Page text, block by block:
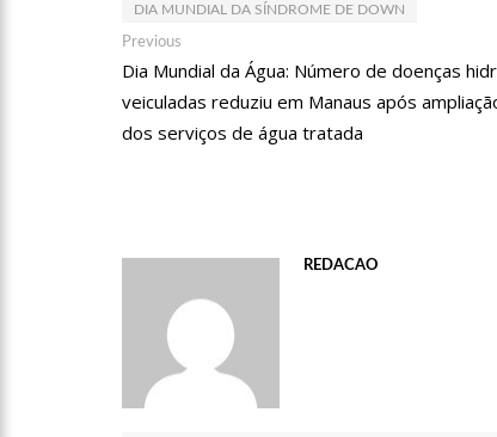
da música romântica
12:06
Prefeitura de
DIA MUNDIAL DA SÍNDROME DE DOWN
Navegação
de
Post
Previous
post:
Dia Mundial da Água: Número de doenças
veiculadas reduziu em Manaus após
dos serviços de água tratada
REDACAO